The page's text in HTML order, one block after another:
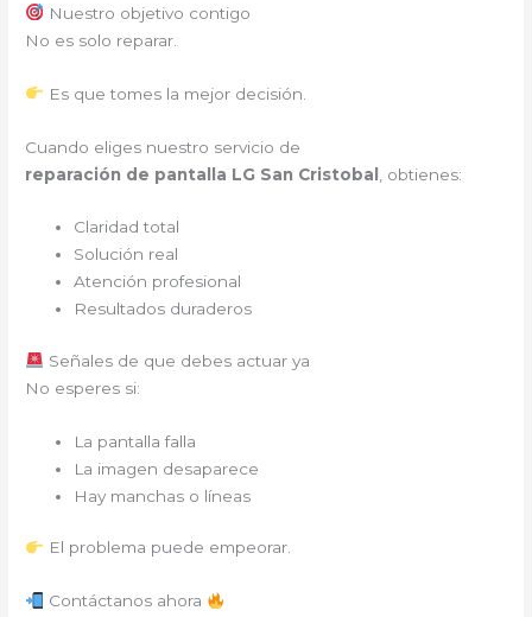
Nuestro objetivo contigo
No es solo reparar.
Es que tomes la mejor decisión.
Cuando eliges nuestro servicio de
reparación de pantalla LG San Cristobal , obtienes:
Claridad total
Solución real
Atención profesional
Resultados duraderos
Señales de que debes actuar ya
No esperes si:
La pantalla falla
La imagen desaparece
Hay manchas o líneas
El problema puede empeorar.
Contáctanos ahora